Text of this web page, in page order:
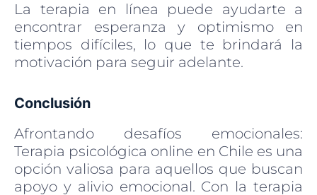
La terapia en línea puede ayudarte a
encontrar esperanza y optimismo en
tiempos difíciles, lo que te brindará la
motivación para seguir adelante.
Conclusión
Afrontando desafíos emocionales:
Terapia psicológica online en Chile es una
opción valiosa para aquellos que buscan
apoyo y alivio emocional. Con la terapia